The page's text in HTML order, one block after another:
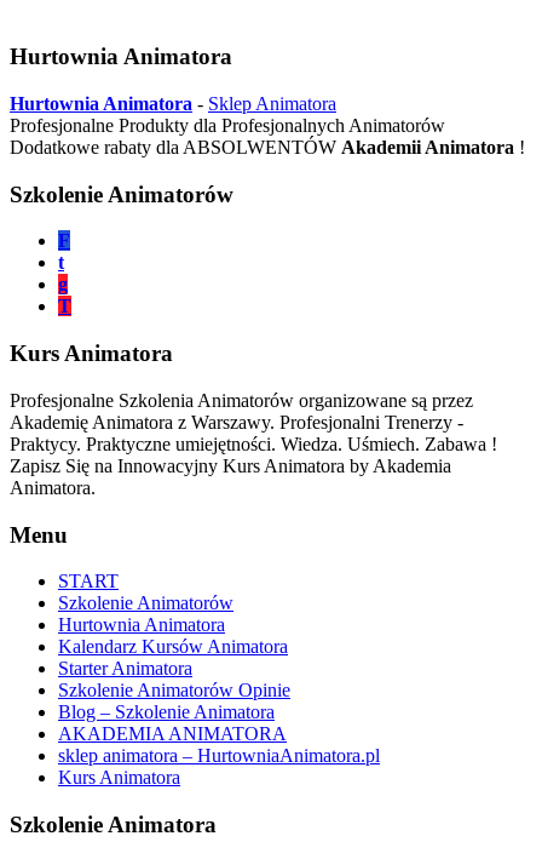
Hurtownia Animatora
Hurtownia Animatora - Sklep Animatora
Profesjonalne Produkty dla Profesjonalnych Animatorów
Dodatkowe rabaty dla ABSOLWENTÓW Akademii Animatora !
Szkolenie Animatorów
F
t
g
T
Kurs Animatora
Profesjonalne Szkolenia Animatorów organizowane są przez
Akademię Animatora z Warszawy. Profesjonalni Trenerzy -
Praktycy. Praktyczne umiejętności. Wiedza. Uśmiech. Zabawa !
Zapisz Się na Innowacyjny Kurs Animatora by Akademia
Animatora.
Menu
START
Szkolenie Animatorów
Hurtownia Animatora
Kalendarz Kursów Animatora
Starter Animatora
Szkolenie Animatorów Opinie
Blog – Szkolenie Animatora
AKADEMIA ANIMATORA
sklep animatora – HurtowniaAnimatora.pl
Kurs Animatora
Szkolenie Animatora